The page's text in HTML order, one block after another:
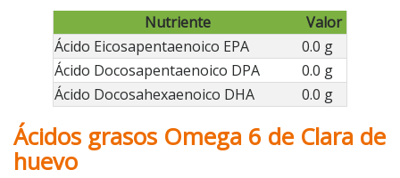
Nutriente
Valor
Ácido Eicosapentaenoico EPA
0.0 g
Ácido Docosapentaenoico DPA
0.0 g
Ácido Docosahexaenoico DHA
0.0 g
Ácidos grasos Omega 6 de Clara de
huevo